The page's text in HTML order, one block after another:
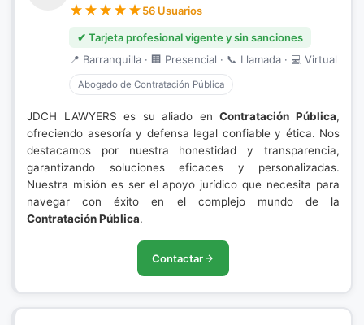
56 Usuarios
✔ Tarjeta profesional vigente y sin sanciones
📍 Barranquilla · 🏢 Presencial · 📞 Llamada · 💻 Virtual
Abogado de Contratación Pública
JDCH LAWYERS es su aliado enContratación Pública,
ofreciendo asesoría y defensa legal confiable y ética. Nos
destacamos por nuestra honestidad y transparencia,
garantizando soluciones eficaces y personalizadas.
Nuestra misión es ser el apoyo jurídico que necesita para
navegar con éxito en el complejo mundo de la
Contratación Pública.
Contactar